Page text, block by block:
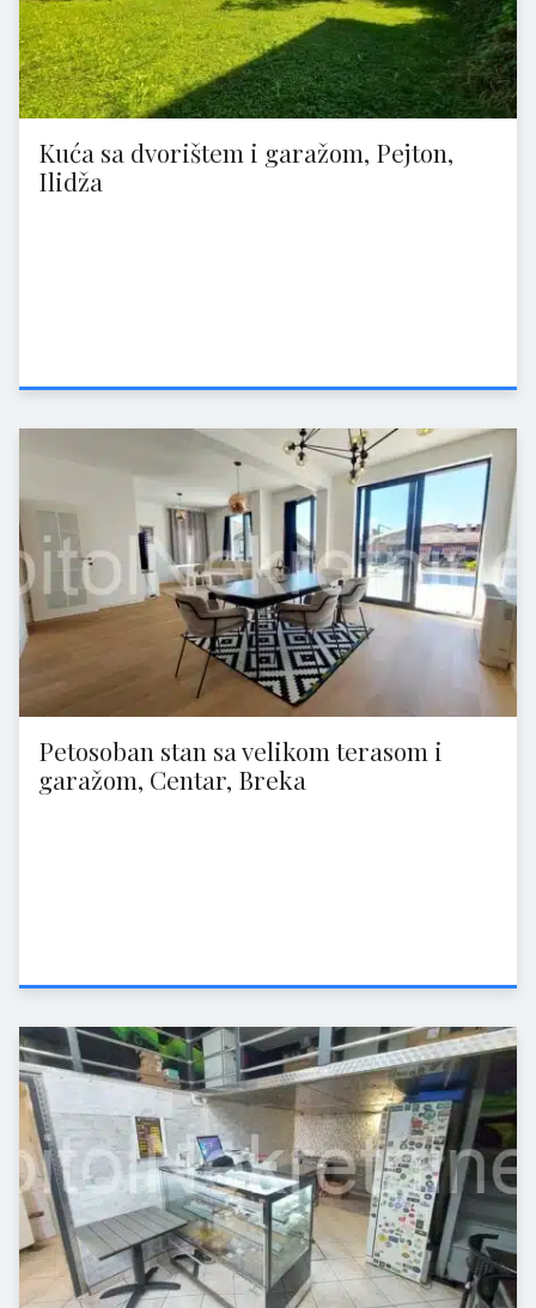
Kuća sa dvorištem i garažom, Pejton,
Ilidža
Petosoban stan sa velikom terasom i
garažom, Centar, Breka